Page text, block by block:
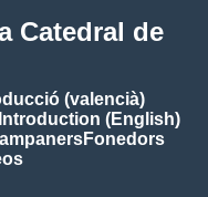
Catedral de
(valencià)
(English)
Fonedors